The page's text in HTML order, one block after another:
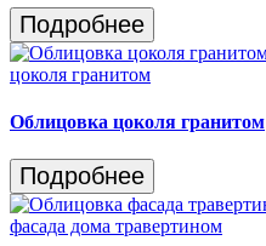
Подробнее
Облицовка цоколя гранитом
Подробнее